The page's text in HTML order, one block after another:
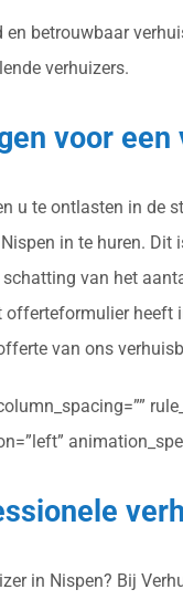
betrouwbaar
verhuizers.
voor een
u te ontlasten in
in te huren.
van het
van ons
in Nispen? Bij